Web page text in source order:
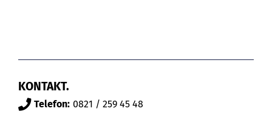
KONTAKT.
Telefon: 0821 / 259 45 48